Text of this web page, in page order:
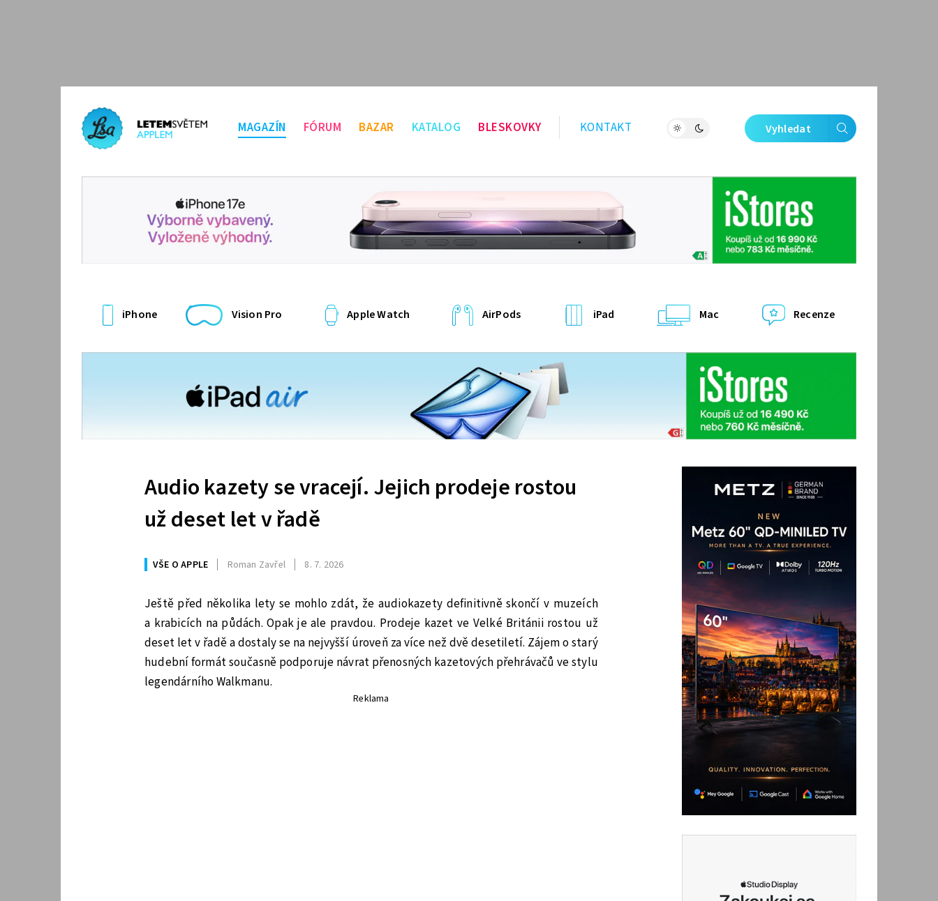
MAGAZÍN FÓRUM BAZAR KATALOG BLESKOVKY KONTAKT Vyhledat
iPhone Vision Pro Apple Watch AirPods iPad Mac Recenze
Audio kazety se vracejí. Jejich prodeje rostou
už deset let v řadě
VŠE O APPLE Roman Zavřel 8. 7. 2026
Ještě před několika lety se mohlo zdát, že audiokazety definitivně skončí v muzeích
a krabicích na půdách. Opak je ale pravdou. Prodeje kazet ve Velké Británii rostou už
deset let v řadě a dostaly se na nejvyšší úroveň za více než dvě desetiletí. Zájem o starý
hudební formát současně podporuje návrat přenosných kazetových přehrávačů ve stylu
legendárního Walkmanu.
Reklama